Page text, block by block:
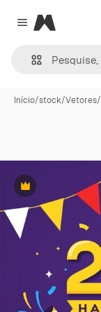
Close menu
Magnific
Início/stock/Vetores/
Premium